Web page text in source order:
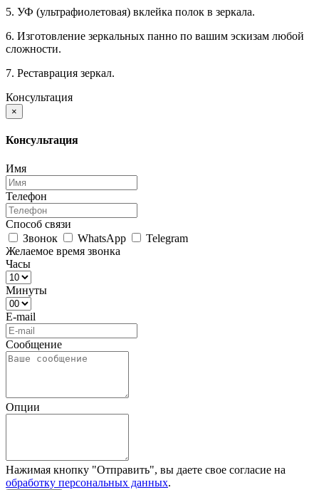
5. УФ (ультрафиолетовая) вклейка полок в зеркала.
6. Изготовление зеркальных панно по вашим эскизам любой
сложности.
7. Реставрация зеркал.
Консультация
×
Консультация
Имя
Телефон
Способ связи
Звонок
WhatsApp
Telegram
Желаемое время звонка
Часы
Минуты
E-mail
Сообщение
Опции
Нажимая кнопку "Отправить", вы даете свое согласие на
обработку персональных данных.